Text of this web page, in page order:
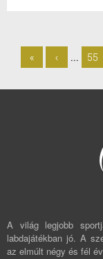
« ‹ ... 55
A világ legjobb
labdajátékban jó. A
az elmúlt négy és fél